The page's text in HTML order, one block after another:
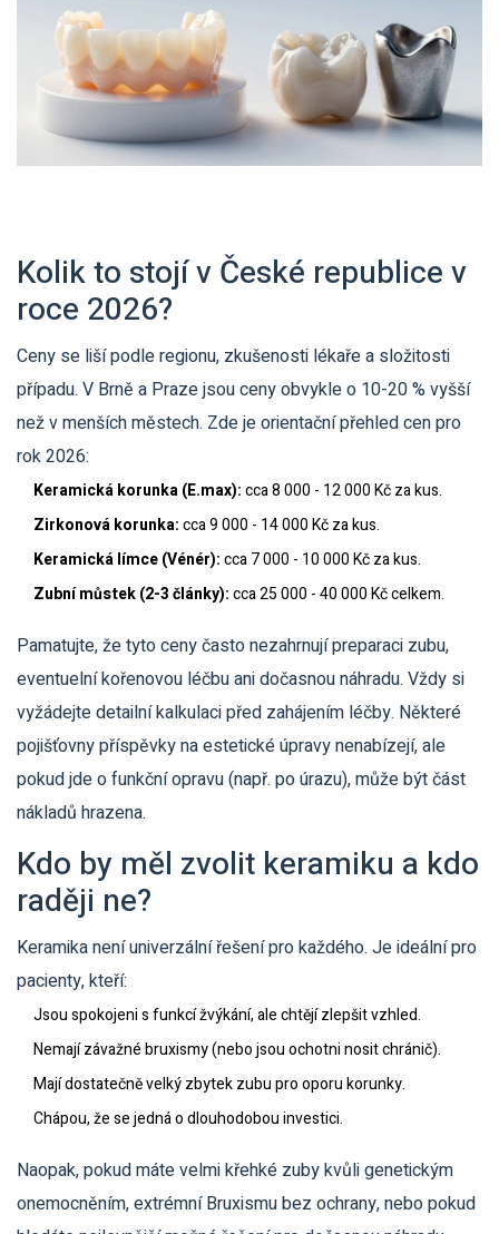
Kolik to stojí v České republice v
roce 2026?
Ceny se liší podle regionu, zkušenosti lékaře a složitosti
případu. V Brně a Praze jsou ceny obvykle o 10-20 % vyšší
než v menších městech. Zde je orientační přehled cen pro
rok 2026:
Keramická korunka (E.max):cca 8 000 - 12 000 Kč za kus.
Zirkonová korunka:cca 9 000 - 14 000 Kč za kus.
Keramická límce (Vénér):cca 7 000 - 10 000 Kč za kus.
Zubní můstek (2-3 články):cca 25 000 - 40 000 Kč celkem.
Pamatujte, že tyto ceny často nezahrnují preparaci zubu,
eventuelní kořenovou léčbu ani dočasnou náhradu. Vždy si
vyžádejte detailní kalkulaci před zahájením léčby. Některé
pojišťovny příspěvky na estetické úpravy nenabízejí, ale
pokud jde o funkční opravu (např. po úrazu), může být část
nákladů hrazena.
Kdo by měl zvolit keramiku a kdo
raději ne?
Keramika není univerzální řešení pro každého. Je ideální pro
pacienty, kteří:
Jsou spokojeni s funkcí žvýkání, ale chtějí zlepšit vzhled.
Nemají závažné bruxismy (nebo jsou ochotni nosit chránič).
Mají dostatečně velký zbytek zubu pro oporu korunky.
Chápou, že se jedná o dlouhodobou investici.
Naopak, pokud máte velmi křehké zuby kvůli genetickým
onemocněním, extrémní Bruxismu bez ochrany, nebo pokud